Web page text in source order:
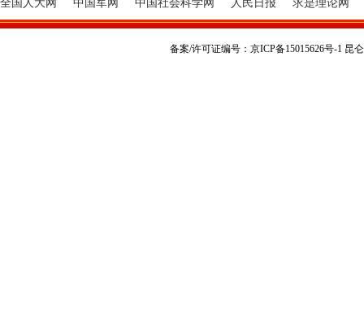
全国人大网
中国军网 中国社会科学网 人民日报 求是理论网
备案/许可证编号：京ICP备15015626号-1 昆